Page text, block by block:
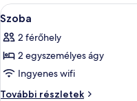
A
következő
szoba
összes
képének
megtekintése:
4
Szoba
2 férőhely
2 egyszemélyes ágy
Ingyenes wifi
További részletek
Szoba